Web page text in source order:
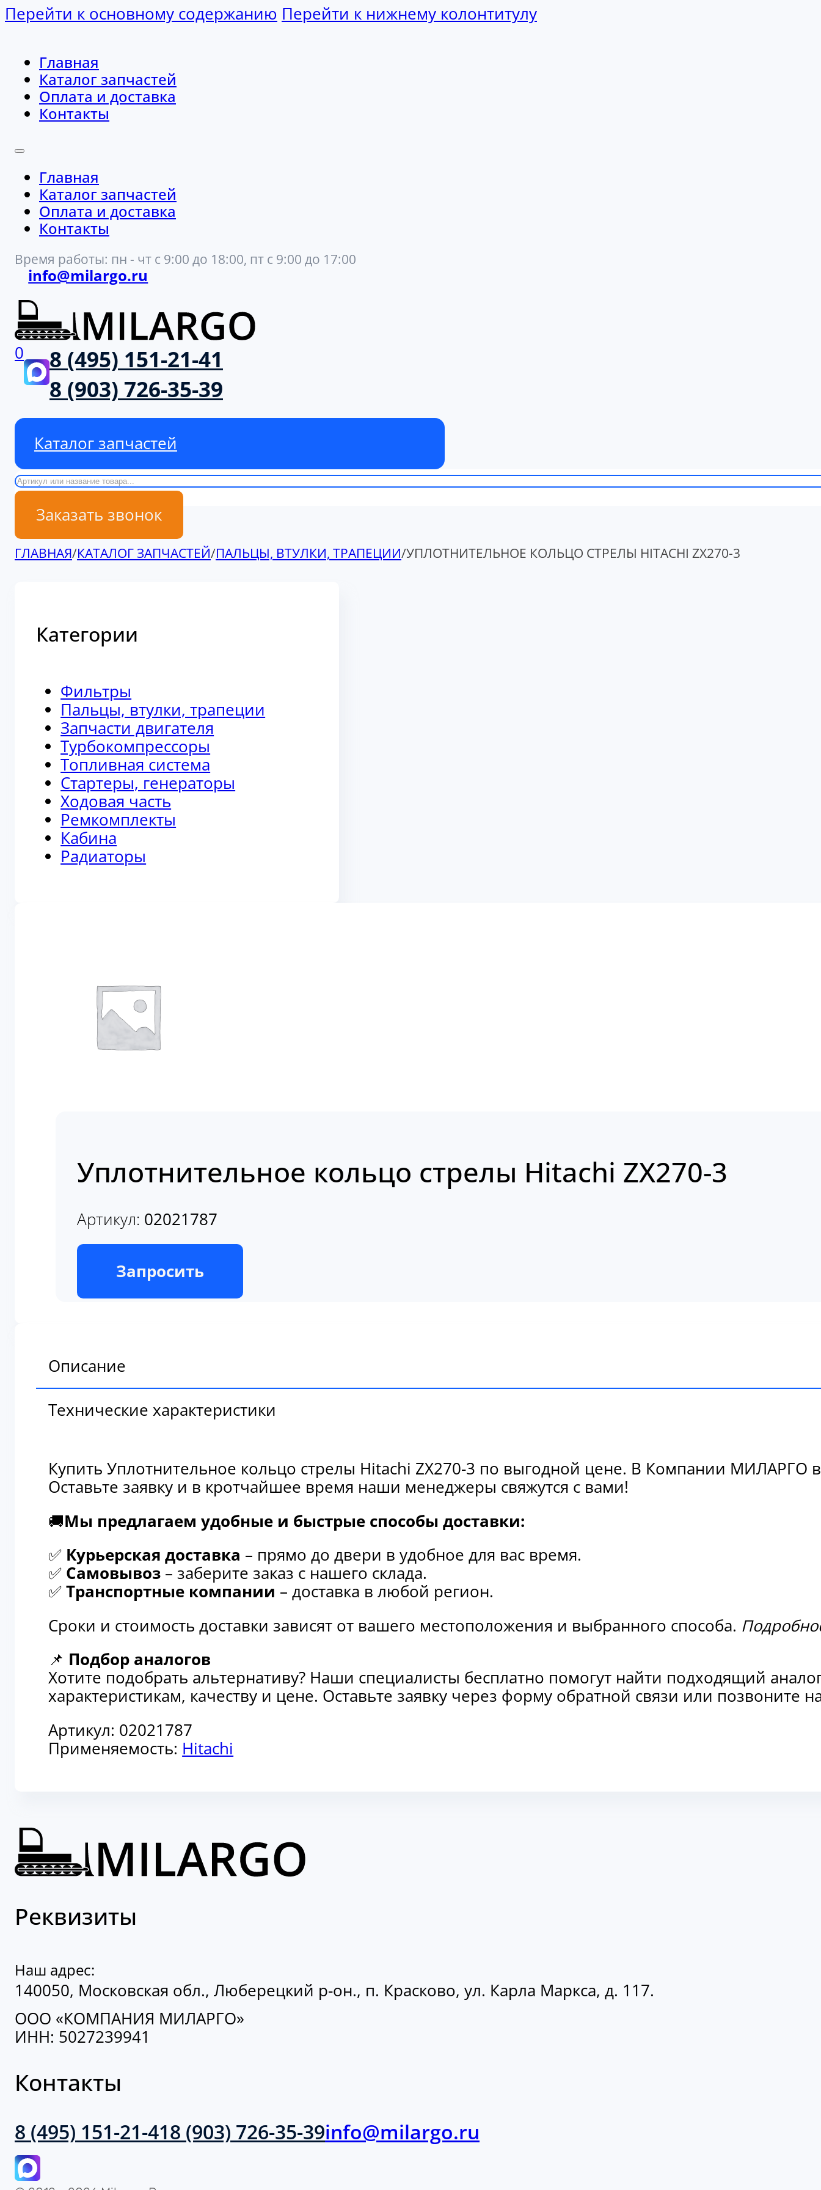
Перейти к основному содержанию Перейти к нижнему колонтитулу
Главная
Каталог запчастей
Оплата и доставка
Контакты
Главная
Каталог запчастей
Оплата и доставка
Контакты
Время работы: пн - чт с 9:00 до 18:00, пт с 9:00 до 17:00
info@milargo.ru
0
8 (495) 151-21-41
8 (903) 726-35-39
Каталог запчастей
Поиск
Заказать звонок
ГЛАВНАЯ/КАТАЛОГ ЗАПЧАСТЕЙ/ПАЛЬЦЫ, ВТУЛКИ, ТРАПЕЦИИ/УПЛОТНИТЕЛЬНОЕ КОЛЬЦО СТРЕЛЫ HITACHI ZX270-3
Категории
Фильтры
Пальцы, втулки, трапеции
Запчасти двигателя
Турбокомпрессоры
Топливная система
Стартеры, генераторы
Ходовая часть
Ремкомплекты
Кабина
Радиаторы
Уплотнительное кольцо стрелы Hitachi ZX270-3
Артикул: 02021787
В наличии
Запросить
Описание
Технические характеристики
Купить Уплотнительное кольцо стрелы Hitachi ZX270-3 по выгодной цене. В Компании МИЛАРГО
Оставьте заявку и в кротчайшее время наши менеджеры свяжутся с вами!
🚚Мы предлагаем удобные и быстрые способы доставки:
✅ Курьерская доставка – прямо до двери в удобное для вас время.
✅ Самовывоз – заберите заказ с нашего склада.
✅ Транспортные компании – доставка в любой регион.
Сроки и стоимость доставки зависят от вашего местоположения и выбранного способа.
📌 Подбор аналогов
Хотите подобрать альтернативу? Наши специалисты бесплатно помогут найти подходящий
характеристикам, качеству и цене. Оставьте заявку через форму обратной связи или
Артикул: 02021787
Применяемость: Hitachi
Реквизиты
Наш адрес:
140050, Московская обл., Люберецкий р-он., п. Красково, ул. Карла Маркса, д. 117.
ООО «КОМПАНИЯ МИЛАРГО»
ИНН: 5027239941
Контакты
8 (495) 151-21-418 (903) 726-35-39info@milargo.ru